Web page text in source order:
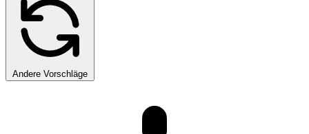
Andere Vorschläge